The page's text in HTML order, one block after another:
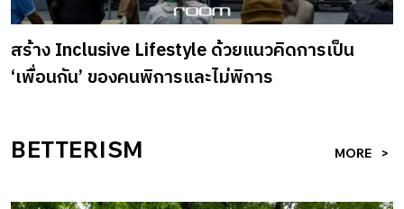
สร้าง Inclusive Lifestyle ด้วยแนวคิดการเป็น
‘เพื่อนกัน’ ของคนพิการและไม่พิการ
BETTERISM MORE